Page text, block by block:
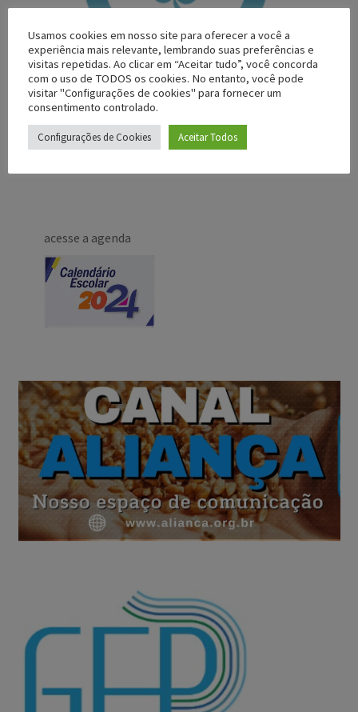
acesse a agenda
Usamos cookies em nosso site para oferecer a você a
experiência mais relevante, lembrando suas preferências e
visitas repetidas. Ao clicar em “Aceitar tudo”, você concorda
com o uso de TODOS os cookies. No entanto, você pode
visitar "Configurações de cookies" para fornecer um
consentimento controlado.
Configurações de Cookies Aceitar Todos